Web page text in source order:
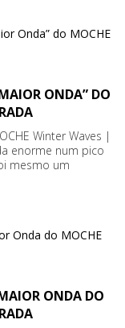
ONDA” DO
Winter Waves |
enorme num pico
mesmo um
ONDA DO